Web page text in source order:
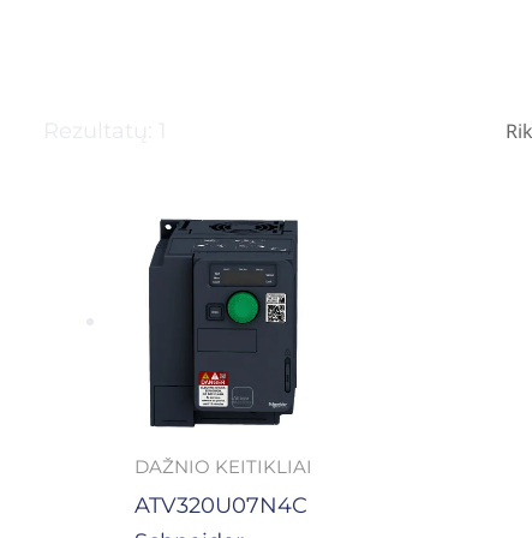
DAŽNIO KEITIKLIAI
ATV320U07N4C